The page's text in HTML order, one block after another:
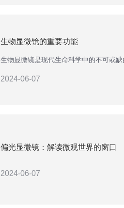
生物显微镜的重要功能
生物显微镜是现代生命科学中的不可或
2024-06-07
偏光显微镜：解读微观世界的窗口
2024-06-07